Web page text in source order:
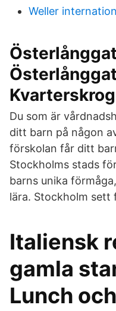
Weller
Kvarterskrog
Du som är
ditt barn på någon
förskolan får ditt
Stockholms stads
barns unika
lära. Stockholm sett
Italiensk
gamla
Lunch